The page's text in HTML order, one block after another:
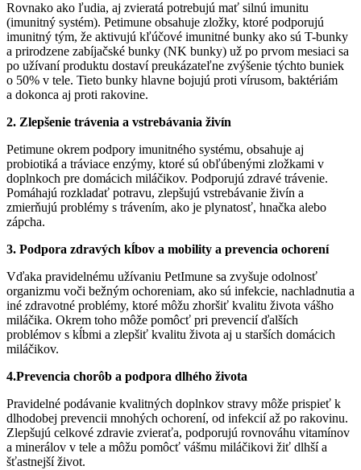
Rovnako ako ľudia, aj zvieratá potrebujú mať silnú imunitu
(imunitný systém). Petimune obsahuje zložky, ktoré podporujú
imunitný tým, že aktivujú kľúčové imunitné bunky ako sú T-bunky
a prirodzene zabíjačské bunky (NK bunky) už po prvom mesiaci sa
po užívaní produktu dostaví preukázateľne zvýšenie týchto buniek
o 50% v tele. Tieto bunky hlavne bojujú proti vírusom, baktériám
a dokonca aj proti rakovine.
2. Zlepšenie trávenia a vstrebávania živín
Petimune okrem podpory imunitného systému, obsahuje aj
probiotiká a tráviace enzýmy, ktoré sú obľúbenými zložkami v
doplnkoch pre domácich miláčikov. Podporujú zdravé trávenie.
Pomáhajú rozkladať potravu, zlepšujú vstrebávanie živín a
zmierňujú problémy s trávením, ako je plynatosť, hnačka alebo
zápcha.
3. Podpora zdravých kĺbov a mobility a prevencia ochorení
Vďaka pravidelnému užívaniu PetImune sa zvyšuje odolnosť
organizmu voči bežným ochoreniam, ako sú infekcie, nachladnutia a
iné zdravotné problémy, ktoré môžu zhoršiť kvalitu života vášho
miláčika. Okrem toho môže pomôcť pri prevencií ďalších
problémov s kĺbmi a zlepšiť kvalitu života aj u starších domácich
miláčikov.
4.Prevencia chorôb a podpora dlhého života
Pravidelné podávanie kvalitných doplnkov stravy môže prispieť k
dlhodobej prevencii mnohých ochorení, od infekcií až po rakovinu.
Zlepšujú celkové zdravie zvieraťa, podporujú rovnováhu vitamínov
a minerálov v tele a môžu pomôcť vášmu miláčikovi žiť dlhší a
šťastnejší život.